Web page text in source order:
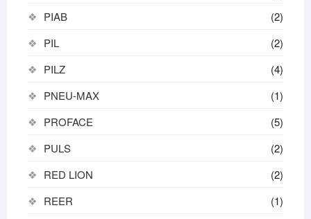
PIAB
(2)
PIL
(2)
PILZ
(4)
PNEU-MAX
(1)
PROFACE
(5)
PULS
(2)
RED LION
(2)
REER
(1)